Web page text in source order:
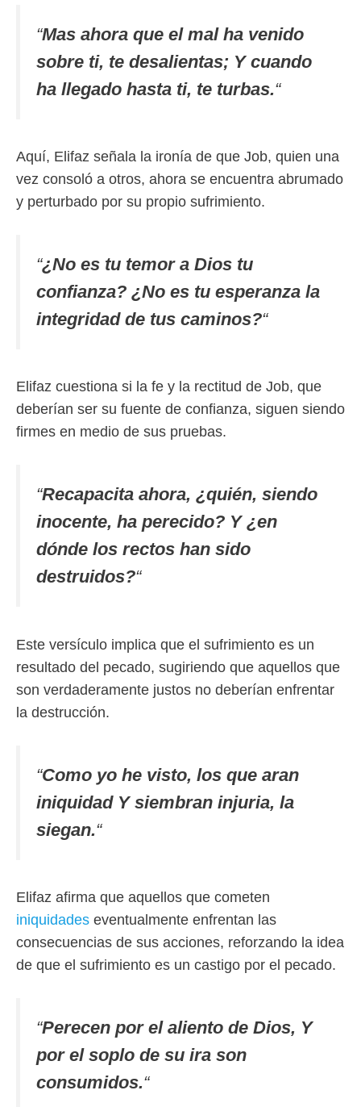
“Mas ahora que el mal ha venido
sobre ti, te desalientas; Y cuando
ha llegado hasta ti, te turbas.“
Aquí, Elifaz señala la ironía de que Job, quien una
vez consoló a otros, ahora se encuentra abrumado
y perturbado por su propio sufrimiento.
“¿No es tu temor a Dios tu
confianza? ¿No es tu esperanza la
integridad de tus caminos?“
Elifaz cuestiona si la fe y la rectitud de Job, que
deberían ser su fuente de confianza, siguen siendo
firmes en medio de sus pruebas.
“Recapacita ahora, ¿quién, siendo
inocente, ha perecido? Y ¿en
dónde los rectos han sido
destruidos?“
Este versículo implica que el sufrimiento es un
resultado del pecado, sugiriendo que aquellos que
son verdaderamente justos no deberían enfrentar
la destrucción.
“Como yo he visto, los que aran
iniquidad Y siembran injuria, la
siegan.“
Elifaz afirma que aquellos que cometen
iniquidades eventualmente enfrentan las
consecuencias de sus acciones, reforzando la idea
de que el sufrimiento es un castigo por el pecado.
“Perecen por el aliento de Dios, Y
por el soplo de su ira son
consumidos.“